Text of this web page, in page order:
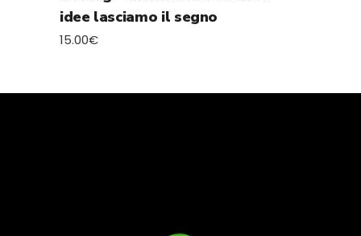
idee lasciamo il segno
15.00€